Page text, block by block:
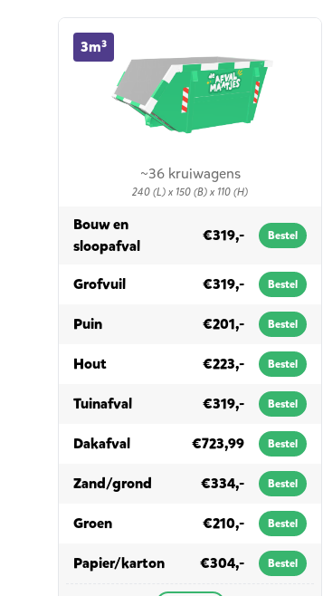
~36 kruiwagens
240 (L) x 150 (B) x 110 (H)
3m³
3m³ container huren
Bouw en
sloopafvalin 3m³
€319,- Bestel
Grofvuilin 3m³ €319,- Bestel
Puinin 3m³ €201,- Bestel
Houtin 3m³ €223,- Bestel
Tuinafvalin 3m³ €319,- Bestel
Dakafvalin 3m³ €723,99 Bestel
Zand/grond €334,- Bestel
Groenin 3m³ €210,- Bestel
Papier/kartonin 3m³€304,- Bestel